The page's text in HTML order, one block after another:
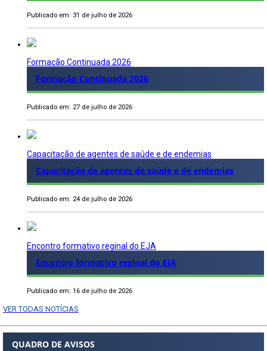
Publicado em: 31 de julho de 2026
Formação Continuada 2026
Formação Continuada 2026
Publicado em: 27 de julho de 2026
Capacitação de agentes de saúde e de endemias
Capacitação de agentes de saúde e de endemias
Publicado em: 24 de julho de 2026
Encontro formativo reginal do EJA
Encontro formativo reginal do EJA
Publicado em: 16 de julho de 2026
VER TODAS NOTÍCIAS
QUADRO DE AVISOS